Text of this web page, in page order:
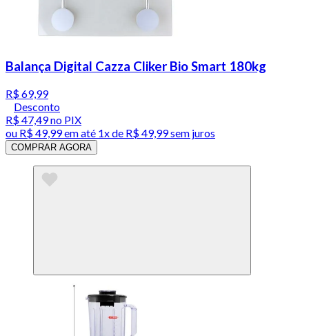
Balança Digital Cazza Cliker Bio Smart 180kg
R$ 69,99
Desconto
R$ 47,49no PIX
ou R$ 49,99em até 1x de R$ 49,99sem juros
COMPRAR AGORA